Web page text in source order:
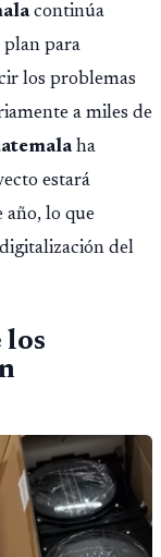
continúa
plan para
los problemas
a miles de
ha
estará
año, lo que
del
los